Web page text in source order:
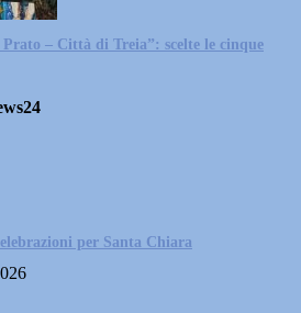
– Città di Treia”: scelte le cinque
per Santa Chiara